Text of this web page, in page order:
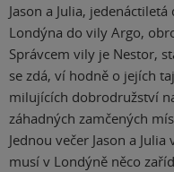
Jason a Julia,
Londýna do vily Argo,
Správcem vily je Nestor,
se zdá, ví hodně o jejích
milujících dobrodružství
záhadných zamčených
Jednou večer Jason a
musí v Londýně něco